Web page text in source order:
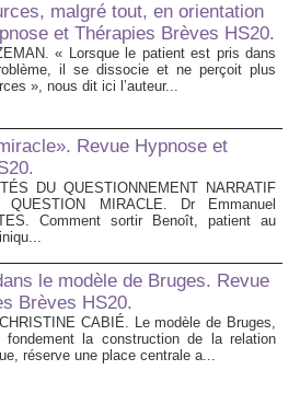
malgré tout, en orientation
et Thérapies Brèves HS20.
« Lorsque le patient est pris dans
il se dissocie et ne perçoit plus
», nous dit ici l’auteur...
Revue Hypnose et
DU QUESTIONNEMENT NARRATIF
QUESTION MIRACLE. Dr Emmanuel
Comment sortir Benoît, patient au
le modèle de Bruges. Revue
Brèves HS20.
CABIÉ. Le modèle de Bruges,
la construction de la relation
réserve une place centrale a...